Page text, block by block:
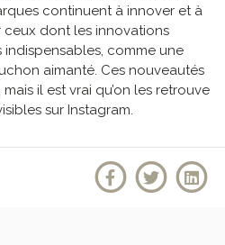
continuent à innover et à
ceux dont les innovations
indispensables, comme une
aimanté. Ces nouveautés
il est vrai qu’on les retrouve
sur Instagram.